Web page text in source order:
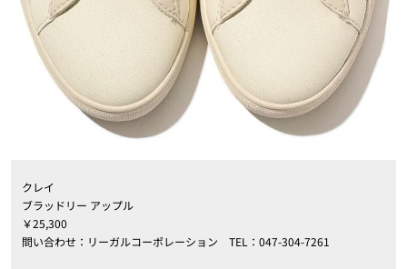
クレイ
ブラッドリー アップル
￥25,300
問い合わせ：リーガルコーポレーション TEL：047-304-7261